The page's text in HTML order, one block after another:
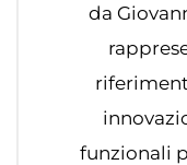
da
funzionali